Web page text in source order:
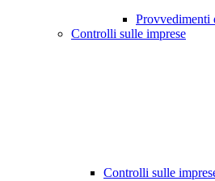
Provvedimenti
Controlli sulle imprese
Controlli sulle